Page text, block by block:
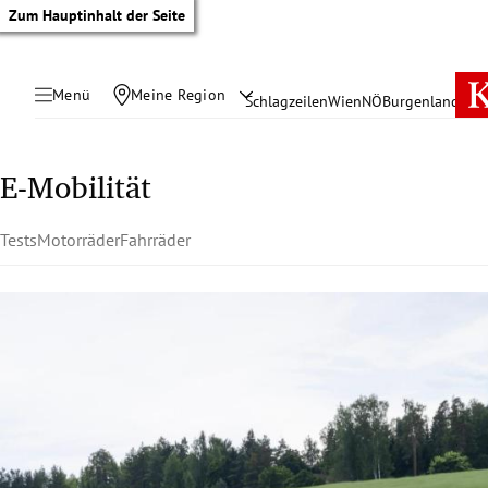
Zum Hauptinhalt der Seite
Menü Meine Region SchlagzeilenWienNÖBurgenland
Untermenü
E-Mobilität
TestsMotorräderFahrräder